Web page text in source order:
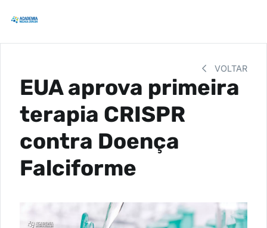
VOLTAR
EUA aprova primeira
terapia CRISPR
contra Doença
Falciforme